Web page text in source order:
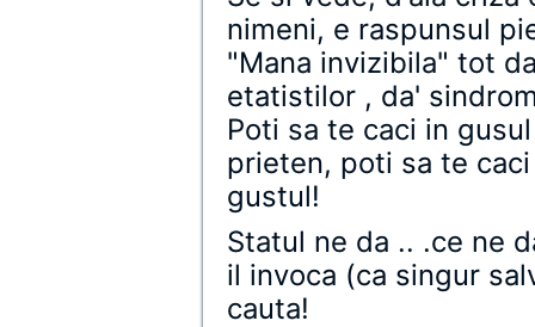
nimeni, e raspunsul
"Mana invizibila" tot
etatistilor , da'
Poti sa te caci in
prieten, poti sa te
gustul!
Statul ne da .. .ce ne
il invoca (ca singur
cauta!